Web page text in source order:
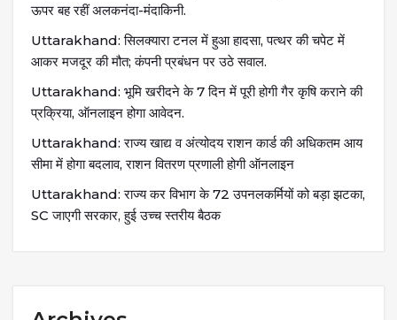
ऊपर बह रहीं अलकनंदा-मंदाकिनी.
Uttarakhand: सिलक्यारा टनल में हुआ हादसा, पत्थर की चपेट में
आकर मजदूर की मौत; कंपनी प्रबंधन पर उठे सवाल.
Uttarakhand: भूमि खरीदने के 7 दिन में पूरी होगी गैर कृषि कराने की
प्रक्रिया, ऑनलाइन होगा आवेदन.
Uttarakhand: राज्य खाद्य व अंत्योदय राशन कार्ड की अधिकतम आय
सीमा में होगा बदलाव, राशन वितरण प्रणाली होगी ऑनलाइन
Uttarakhand: राज्य कर विभाग के 72 उपनलकर्मियों को बड़ा झटका,
SC जाएगी सरकार, हुई उच्च स्तरीय बैठक